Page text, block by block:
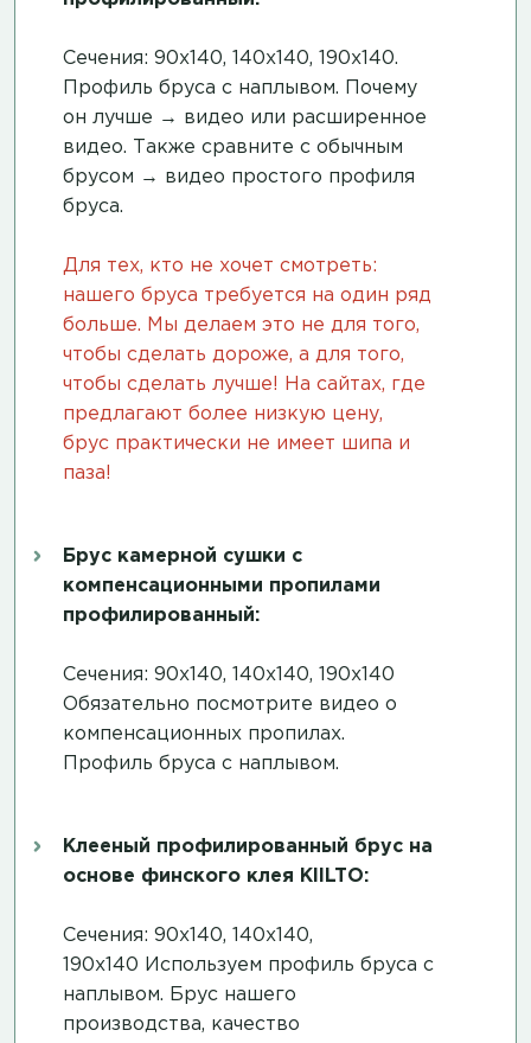
Сечения: 90х140, 140х140, 190х140.
Профиль бруса с наплывом. Почему
он лучше → видео или расширенное
видео. Также сравните с обычным
брусом → видео простого профиля
бруса.
Для тех, кто не хочет смотреть:
нашего бруса требуется на один ряд
больше. Мы делаем это не для того,
чтобы сделать дороже, а для того,
чтобы сделать лучше! На сайтах, где
предлагают более низкую цену,
брус практически не имеет шипа и
паза!
Брус камерной сушки с
компенсационными пропилами
профилированный:
Сечения: 90х140, 140х140, 190х140
Обязательно посмотрите видео о
компенсационных пропилах.
Профиль бруса с наплывом.
Клееный профилированный брус на
основе финского клея KIILTO:
Сечения: 90х140, 140х140,
190х140 Используем профиль бруса с
наплывом. Брус нашего
производства, качество